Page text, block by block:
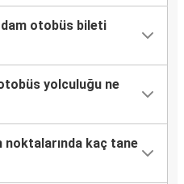
otobüs bileti
yolculuğu ne
noktalarında kaç tane